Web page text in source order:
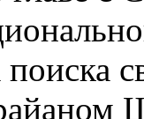
поиска